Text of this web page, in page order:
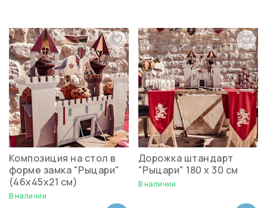
Композиция на стол в
форме замка "Рыцари"
(46х45х21 см)
В наличии
Дорожка штандарт
"Рыцари" 180 х 30 см
В наличии